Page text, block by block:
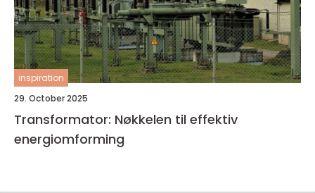
inspiration
29. October 2025
Transformator: Nøkkelen til effektiv
energiomforming